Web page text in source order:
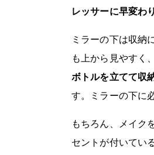
レッサーに早変わ
ミラーの下は収納
も上から見やすく、
ボトルを立てて収
す。ミラーの下に
もちろん、メイク
セントが付いてい